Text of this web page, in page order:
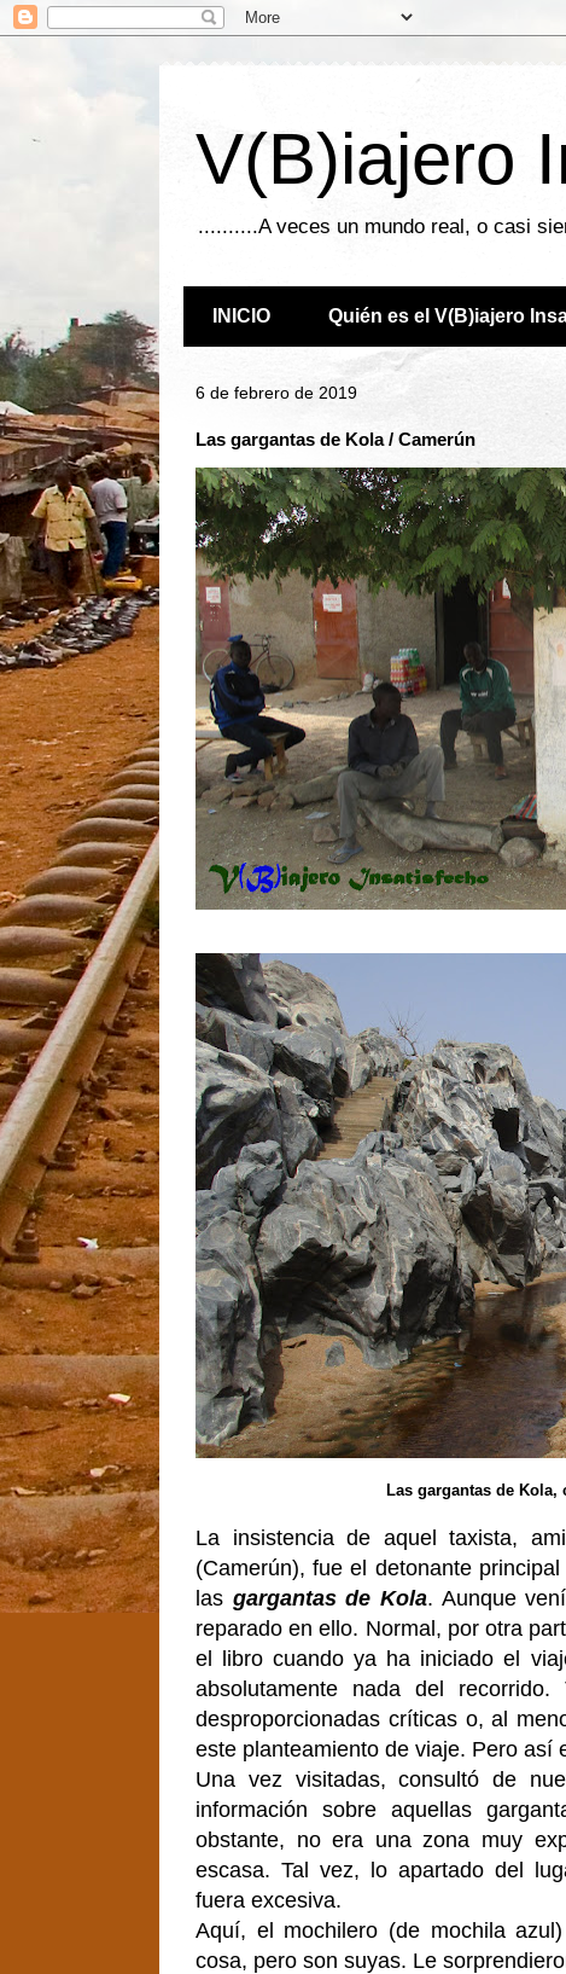
V(B)iajero
..........A veces un mundo real, o casi
INICIO Quién es el V(B)iajero
6 de febrero de 2019
Las gargantas de Kola / Camerún
Las gargantas de
La insistencia de aquel taxista,
(Camerún), fue el detonante
las gargantas de Kola. Aunque
reparado en ello. Normal, por otra
el libro cuando ya ha iniciado el
absolutamente nada del
desproporcionadas críticas o, al
este planteamiento de viaje. Pero así
Una vez visitadas, consultó de
información sobre aquellas
obstante, no era una zona muy
escasa. Tal vez, lo apartado del
fuera excesiva.
Aquí, el mochilero (de mochila
cosa, pero son suyas. Le